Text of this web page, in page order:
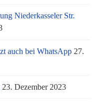
Niederkasseler Str.
auch bei WhatsApp 27.
23. Dezember 2023